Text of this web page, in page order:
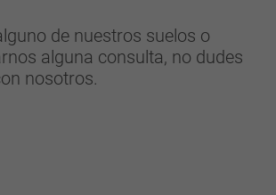
de nuestros suelos o
alguna consulta, no dudes
nosotros.